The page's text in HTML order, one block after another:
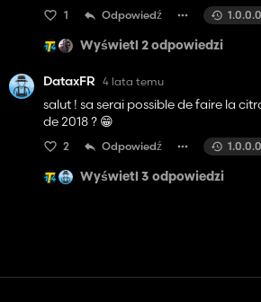
1 Odpowiedź 1.0.0.0
Wyświetl 2 odpowiedzi
DataxFR 4 lata temu
salut ! sa serai possible de faire la
de 2018 ? 😁
2 Odpowiedź 1.0.0.0
Wyświetl 3 odpowiedzi